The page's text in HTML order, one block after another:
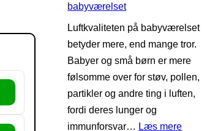
s
t
e
b
æ
babyværelset
Luftkvaliteten på babyværelset
betyder mere, end mange tror.
Babyer og små børn er mere
følsomme over for støv, pollen,
partikler og andre ting i luften,
fordi deres lunger og
immunforsvar… Læs mere: